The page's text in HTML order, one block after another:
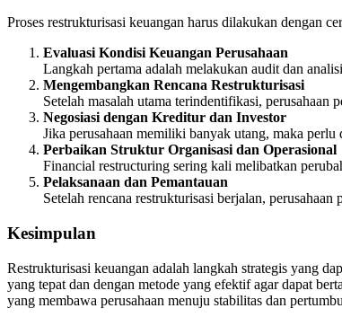
Proses restrukturisasi keuangan harus dilakukan dengan
Evaluasi Kondisi Keuangan Perusahaan
Langkah pertama adalah melakukan audit dan
Mengembangkan Rencana Restrukturisasi
Setelah masalah utama terindentifikasi,
Negosiasi dengan Kreditur dan Investor
Jika perusahaan memiliki banyak utang, maka
Perbaikan Struktur Organisasi dan Operasional
Financial restructuring sering kali melibatkan
Pelaksanaan dan Pemantauan
Setelah rencana restrukturisasi berjalan,
Kesimpulan
Restrukturisasi keuangan adalah langkah strategis yang
yang tepat dan dengan metode yang efektif agar dapat
yang membawa perusahaan menuju stabilitas dan